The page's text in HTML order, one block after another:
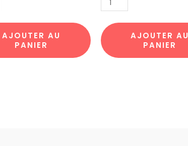
AJOUTER AU
PANIER
NUIT
ETOILE
BAG9
par
AJOUTER AU
PANIER